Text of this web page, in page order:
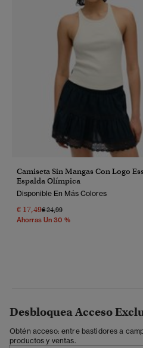
Camiseta Sin Mangas Con Logo
Espalda Olímpica
Disponible En Más Colores
€ 17,49Precio Rebajado De
€ 24,99A
Ahorras Un 30 %
Desbloquea Acceso
Obtén acceso: entre bastidores a
productos y ventas.